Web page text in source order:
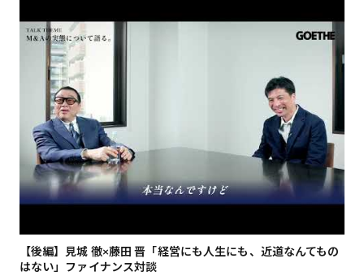
【後編】見城 徹×藤田 晋「経営にも人生にも、近道なんてもの
はない」ファイナンス対談